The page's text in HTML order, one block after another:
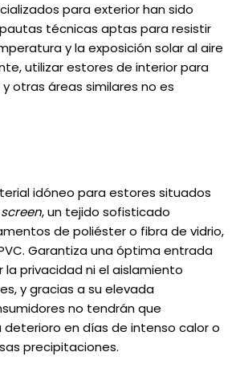
para exterior han sido
técnicas aptas para resistir
y la exposición solar al aire
utilizar estores de interior para
otras áreas similares no es
idóneo para estores situados
screen, un tejido sofisticado
de poliéster o fibra de vidrio,
Garantiza una óptima entrada
la privacidad ni el aislamiento
y gracias a su elevada
no tendrán que
deterioro en días de intenso calor o
precipitaciones.